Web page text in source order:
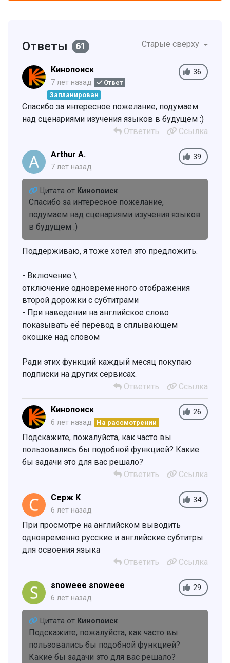
Ответы 61 Старые сверху
36
Кинопоиск
7 лет назад
Ответ
Запланирован
Спасибо за интересное пожелание, подумаем
над сценариями изучения языков в будущем :)
Ответить
Ссылка
39
Arthur A.
7 лет назад
Цитата от Кинопоиск
Спасибо за интересное пожелание,
подумаем над сценариями изучения языков
в будущем :)
Поддерживаю, я тоже хотел это предложить.
- Включение \
отключение одновременного отображения
второй дорожки с субтитрами
- При наведении на английское слово
показывать её перевод в сплывающем
окошке над словом
Ради этих функций каждый месяц покупаю
подписки на других сервисах.
Ответить
Ссылка
26
Кинопоиск
6 лет назад На рассмотрении
Подскажите, пожалуйста, как часто вы
пользовались бы подобной функцией? Какие
бы задачи это для вас решало?
Ответить
Ссылка
34
Серж К
6 лет назад
При просмотре на английском выводить
одновременно русские и английские субтитры
для освоения языка
Ответить
Ссылка
29
snoweee snoweee
6 лет назад
Цитата от Кинопоиск
Подскажите, пожалуйста, как часто вы
пользовались бы подобной функцией?
Какие бы задачи это для вас решало?